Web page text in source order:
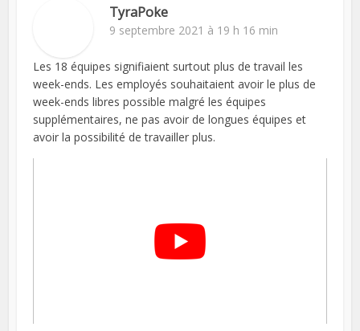
TyraPoke
9 septembre 2021 à 19 h 16 min
Les 18 équipes signifiaient surtout plus de travail les
week-ends. Les employés souhaitaient avoir le plus de
week-ends libres possible malgré les équipes
supplémentaires, ne pas avoir de longues équipes et
avoir la possibilité de travailler plus.